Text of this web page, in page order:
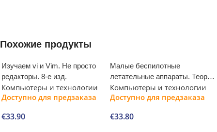
Похожие продукты
Изучаем vi и Vim. Не просто
редакторы. 8-е изд.
Компьютеры и технологии
Доступно для предзаказа
€33.90
Малые беспилотные
летательные аппараты. Теория
и практика
Компьютеры и технологии
Доступно для предзаказа
€33.80